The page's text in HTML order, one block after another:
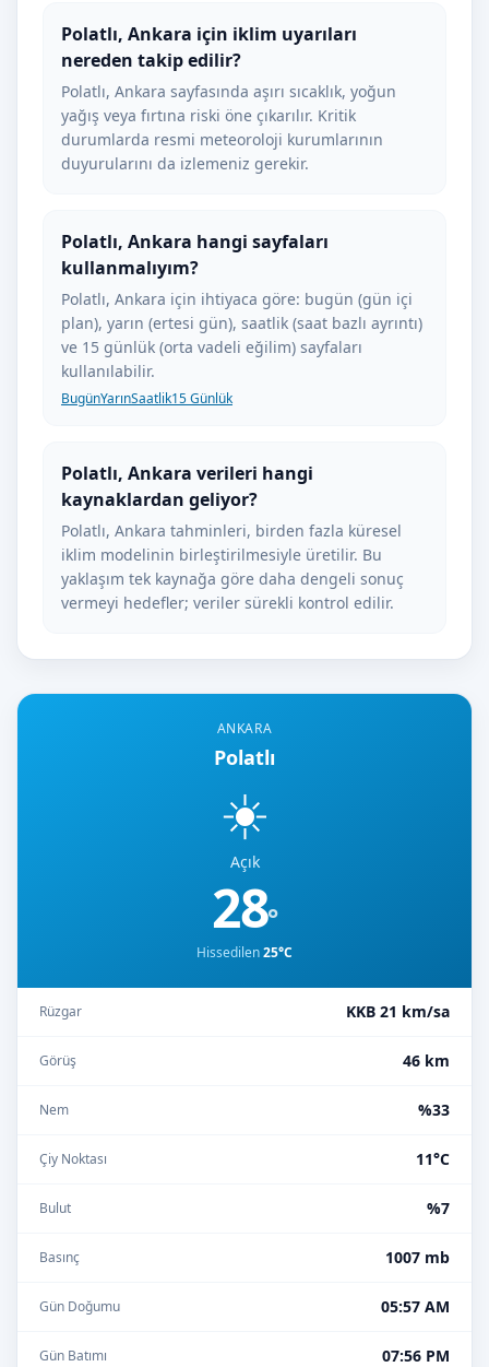
ANKARA
Polatlı
☀️
Açık
28°
Hissedilen25°C
Rüzgar KKB 21 km/sa
Görüş 46 km
Nem %33
Çiy Noktası 11°C
Bulut %7
Basınç 1007 mb
Gün Doğumu 05:57 AM
Gün Batımı 07:56 PM
Polatlı, Ankara için iklim uyarıları
nereden takip edilir?
Polatlı, Ankara sayfasında aşırı sıcaklık, yoğun
yağış veya fırtına riski öne çıkarılır. Kritik
durumlarda resmi meteoroloji kurumlarının
duyurularını da izlemeniz gerekir.
Polatlı, Ankara hangi sayfaları
kullanmalıyım?
Polatlı, Ankara için ihtiyaca göre: bugün (gün içi
plan), yarın (ertesi gün), saatlik (saat bazlı ayrıntı)
ve 15 günlük (orta vadeli eğilim) sayfaları
kullanılabilir.
BugünYarınSaatlik15 Günlük
Polatlı, Ankara verileri hangi
kaynaklardan geliyor?
Polatlı, Ankara tahminleri, birden fazla küresel
iklim modelinin birleştirilmesiyle üretilir. Bu
yaklaşım tek kaynağa göre daha dengeli sonuç
vermeyi hedefler; veriler sürekli kontrol edilir.